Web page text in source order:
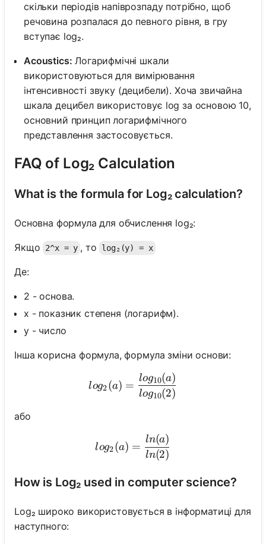
скільки періодів напіврозпаду потрібно, щоб
речовина розпалася до певного рівня, в гру
вступає log₂.
Acoustics: Логарифмічні шкали
використовуються для вимірювання
інтенсивності звуку (децибели). Хоча звичайна
шкала децибел використовує log за основою 10,
основний принцип логарифмічного
представлення застосовується.
FAQ of Log₂ Calculation
What is the formula for Log₂ calculation?
Основна формула для обчислення log₂:
Якщо 2^x = y , то log₂(y) = x
Де:
2 - основа.
x - показник степеня (логарифм).
y - число
Інша корисна формула, формула зміни основи:
log₂(a) =
log2(a) =
log10(2)
log10(a)
або
log₂(a) =
log2(a) =
ln(2)
ln(a)
How is Log₂ used in computer science?
Log₂ широко використовується в інформатиці для
наступного: